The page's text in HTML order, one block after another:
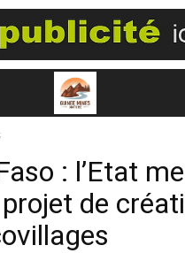
: l’Etat
de